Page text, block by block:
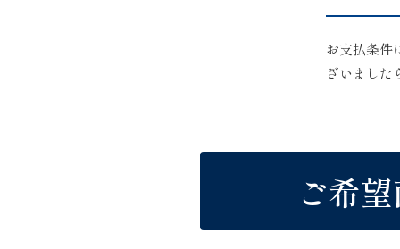
お支払条件
ざいました
ご希